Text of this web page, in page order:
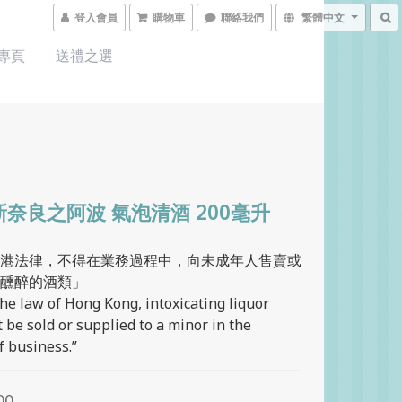
登入會員 購物車 聯絡我們 繁體中文
頁 送禮之選
奈良之阿波 氣泡清酒 200毫升
法律，不得在業務過程中，向未成年人售賣或
醉的酒類」
law of Hong Kong, intoxicating liquor
be sold or supplied to a minor in the
business.”